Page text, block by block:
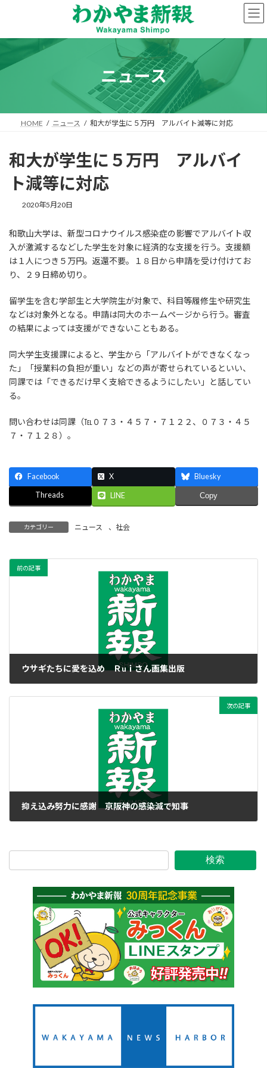
ン
へ
プ
ー
ョ
動
ニュース
HOME ニュース 和大が学生に５万円 アルバイト減等に対応
和大が学生に５万円 アルバイ
ト減等に対応
2020年5月20日
和歌山大学は、新型コロナウイルス感染症の影響でアルバイト収
入が激減するなどした学生を対象に経済的な支援を行う。支援額
は１人につき５万円。返還不要。１８日から申請を受け付けてお
り、２９日締め切り。
留学生を含む学部生と大学院生が対象で、科目等履修生や研究生
などは対象外となる。申請は同大のホームページから行う。審査
の結果によっては支援ができないこともある。
同大学生支援課によると、学生から「アルバイトができなくなっ
た」「授業料の負担が重い」などの声が寄せられているといい、
同課では「できるだけ早く支給できるようにしたい」と話してい
る。
問い合わせは同課（℡０７３・４５７・７１２２、０７３・４５
７・７１２８）。
Facebook X Bluesky
Threads LINE Copy
カテゴリー ニュース 、 社会
前の記事
ウサギたちに愛を込め Ｒuｉさん画集出版
次の記事
抑え込み努力に感謝 京阪神の感染減で知事
検索